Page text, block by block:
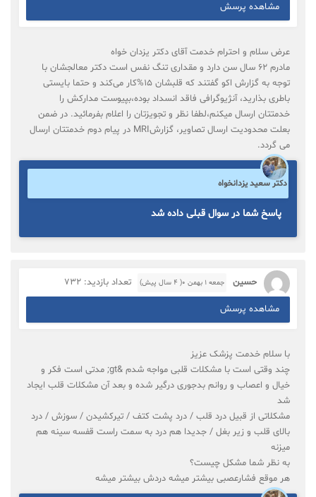
مشاهده پرسش
عرض سلام و احترام خدمت آقای دکتر یزدان خواه
مادرم ۶۲ سال سن دارد و مقداری تنگ نفس است دکتر معالجشان با
توجه به گزارش اکو گفتند که قلبشان ۱۵%کار می‌کند و حتما بایستی
باطری بذارید، آنژیوگرافی فاقد انسداد بوده،بپیوست مدارکش را
خدمتتان ارسال میکنم،لطفا نظر و تجویزتان را اعلام بفرمائید. در ضمن
بعلت محدودیت ارسال تصاویر، گزارشMRI در پیام دوم خدمتتان ارسال
می گردد.
دکتر سعید یزدانخواه
پاسخ شما در سوال قبلی داده شد
حسین جمعه ۱ بهمن ۰( 4 سال پیش) تعداد بازدید: 732
مشاهده پرسش
با سلام خدمت پزشک عزیز
چند وقتی است با مشکلات قلبی مواجه شدم &gt; مدتی است فکر و
خیال و اعصاب و روانم بدجوری درگیر شده و بعد آن مشکلات قلب ایجاد
شد
مشکلاتی از قبیل درد قلب / درد پشت کتف / تیرکشیدن / سوزش / درد
بالای قلب و زیر بغل / جدیدا هم درد به سمت راست قفسه سینه هم
میزنه
به نظر شما مشکل چیست؟
هر موقع فشارعصبی بیشتر میشه دردش بیشتر میشه